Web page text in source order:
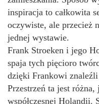
inspiracja to całkowita
oczywiste, ale przecież
jednej wystawie.
Frank Stroeken i jego
spaja tych pięcioro
dzięki Frankowi
Przestrzeń ta jest
współczesnej Holandii.